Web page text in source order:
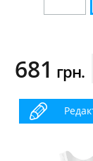
681 грн.